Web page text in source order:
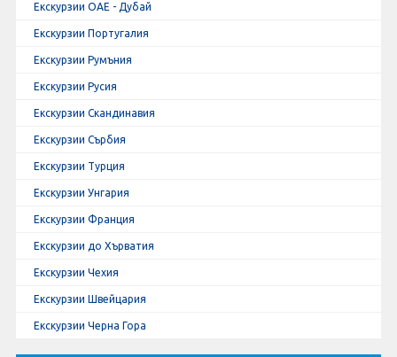
Екскурзии ОАЕ - Дубай
Екскурзии Португалия
Екскурзии Румъния
Екскурзии Русия
Екскурзии Скандинавия
Екскурзии Сърбия
Екскурзии Турция
Екскурзии Унгария
Екскурзии Франция
Екскурзии до Хърватия
Екскурзии Чехия
Екскурзии Швейцария
Екскурзии Черна Гора